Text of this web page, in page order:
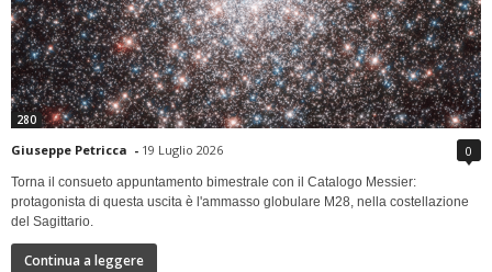
280
Giuseppe Petricca - 19 Luglio 2026 0
Torna il consueto appuntamento bimestrale con il Catalogo Messier:
protagonista di questa uscita è l'ammasso globulare M28, nella costellazione
del Sagittario.
Continua a leggere